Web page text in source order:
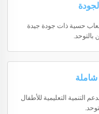
حسية ذات جودة جيدة
بالتوحد.
شاملة
التنمية التعليمية للأطفال